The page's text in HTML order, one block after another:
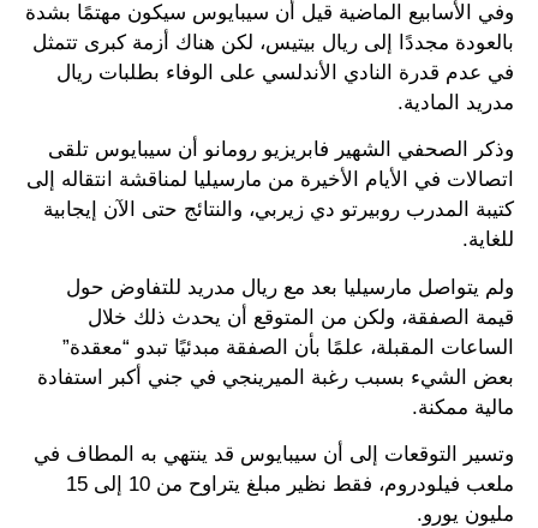
وفي الأسابيع الماضية قيل أن سيبايوس سيكون مهتمًا بشدة
بالعودة مجددًا إلى ريال بيتيس، لكن هناك أزمة كبرى تتمثل
في عدم قدرة النادي الأندلسي على الوفاء بطلبات ريال
مدريد المادية.
وذكر الصحفي الشهير فابريزيو رومانو أن سيبايوس تلقى
اتصالات في الأيام الأخيرة من مارسيليا لمناقشة انتقاله إلى
كتيبة المدرب روبيرتو دي زيربي، والنتائج حتى الآن إيجابية
للغاية.
ولم يتواصل مارسيليا بعد مع ريال مدريد للتفاوض حول
قيمة الصفقة، ولكن من المتوقع أن يحدث ذلك خلال
الساعات المقبلة، علمًا بأن الصفقة مبدئيًا تبدو “معقدة”
بعض الشيء بسبب رغبة الميرينجي في جني أكبر استفادة
مالية ممكنة.
وتسير التوقعات إلى أن سيبايوس قد ينتهي به المطاف في
ملعب فيلودروم، فقط نظير مبلغ يتراوح من 10 إلى 15
مليون يورو.